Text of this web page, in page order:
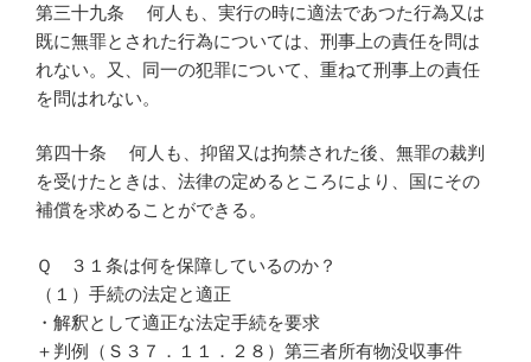
第三十九条 何人も、実行の時に適法であつた行為又は
既に無罪とされた行為については、刑事上の責任を問は
れない。又、同一の犯罪について、重ねて刑事上の責任
を問はれない。
第四十条 何人も、抑留又は拘禁された後、無罪の裁判
を受けたときは、法律の定めるところにより、国にその
補償を求めることができる。
Ｑ ３１条は何を保障しているのか？
（１）手続の法定と適正
・解釈として適正な法定手続を要求
＋判例（Ｓ３７．１１．２８）第三者所有物没収事件